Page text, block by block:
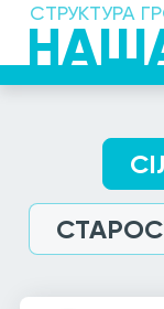
СТРУКТУРА